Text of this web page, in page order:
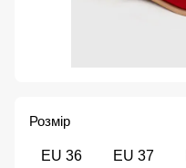
Розмір
EU 36 EU 37